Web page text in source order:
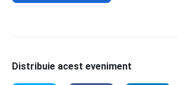
Distribuie acest eveniment